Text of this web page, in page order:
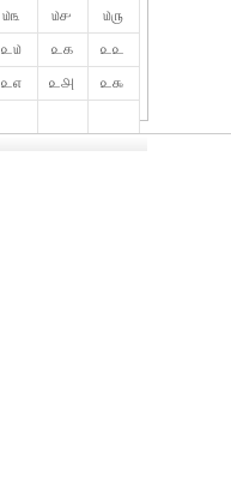
௰௩ ௰௪
௰௫
௨௰ ௨௧
௨௨
௨௭ ௨௮
௨௯